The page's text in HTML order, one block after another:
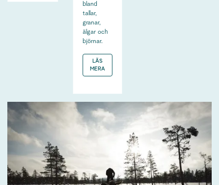
bland
tallar,
granar,
älgar och
björnar.
LÄS
MERA